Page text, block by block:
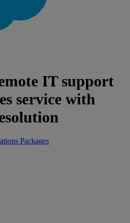
IT support
service with
Packages